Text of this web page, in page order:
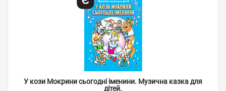
У кози Мокрини сьогодні іменини. Музична казка для
дітей.